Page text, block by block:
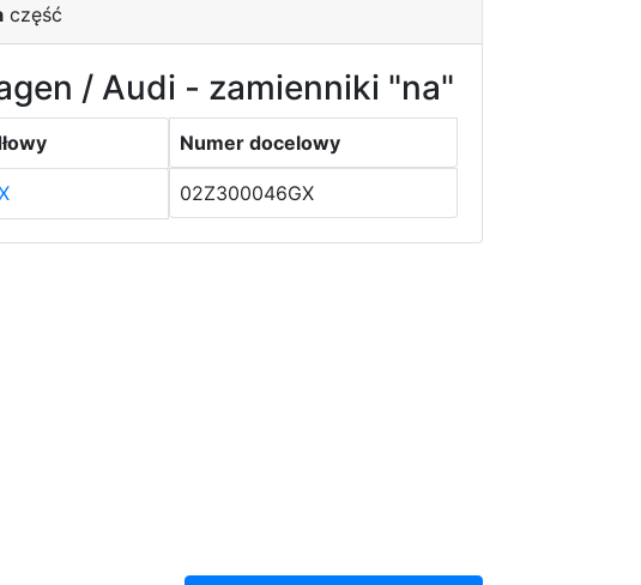
część
/ Audi - zamienniki "na"
Numer docelowy
02Z300046GX